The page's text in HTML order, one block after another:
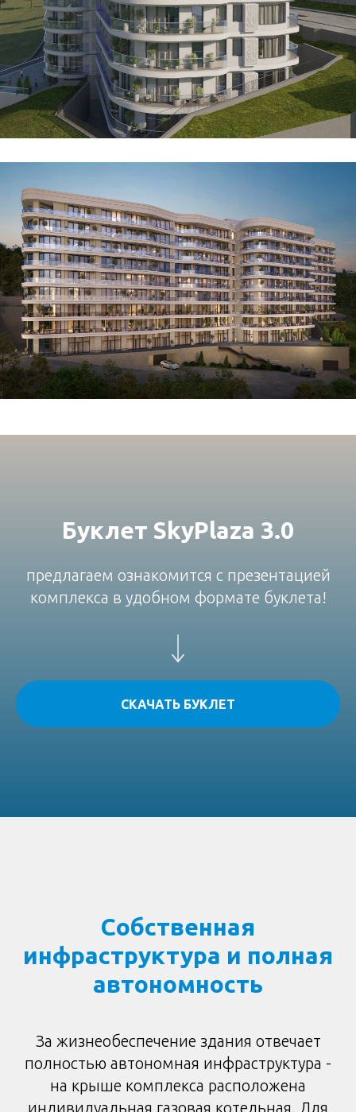
Буклет SkyPlaza 3.0
предлагаем ознакомится с презентацией
комплекса в удобном формате буклета!
СКАЧАТЬ БУКЛЕТ
Собственная
инфраструктура и полная
автономность
За жизнеобеспечение здания отвечает
полностью автономная инфраструктура -
на крыше комплекса расположена
индивидуальная газовая котельная. Для